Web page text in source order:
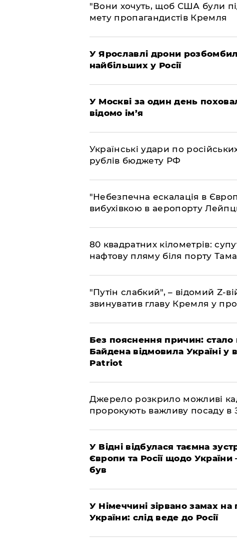
"Вони хочуть, щоб США були
мету пропагандистів Кремля
У Ярославлі дрони
найбільших у Росії
​У Москві за один день
відомо ім’я
​Українські удари по
рублів бюджету РФ
​"Небезпечна ескалація в
вибухівкою в аеропорту
​80 квадратних кілометрів:
нафтову пляму біля порту
"Путін слабкий", – відомий Z-
звинуватив главу Кремля у
​Без пояснення причин: стало
Байдена відмовила Україні
Patriot
​Джерело розкрило можливі
пророкують важливу посаду в
​У Відні відбулася таємна
Європи та Росії щодо
був
​У Німеччині зірвано замах
України: слід веде до Росії